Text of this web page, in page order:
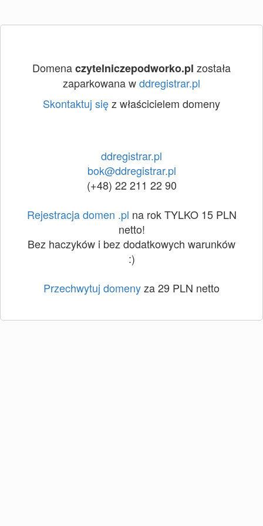
Domenaczytelniczepodworko.pl została
zaparkowana wddregistrar.pl
Skontaktuj sięz właścicielem domeny
ddregistrar.pl
bok@ddregistrar.pl
(+48) 22 211 22 90
Rejestracja domen .pl na rok TYLKO 15 PLN
netto!
Bez haczyków i bez dodatkowych warunków
:)
Przechwytuj domenyza 29 PLN netto